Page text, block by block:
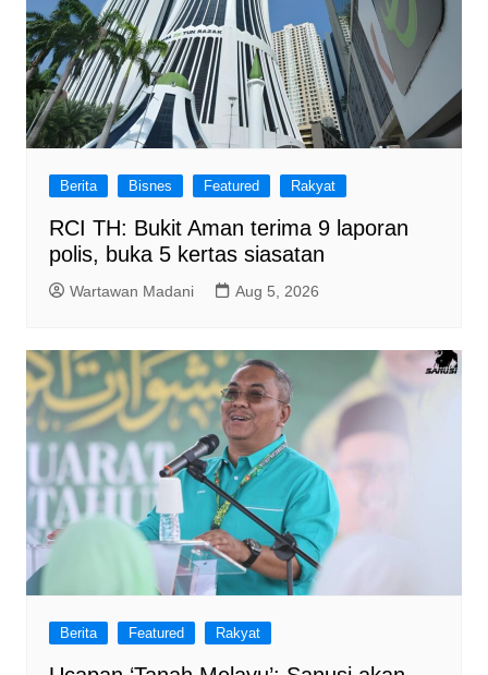
Berita Bisnes Featured Rakyat
RCI TH: Bukit Aman terima 9 laporan
polis, buka 5 kertas siasatan
Wartawan Madani Aug 5, 2026
Berita Featured Rakyat